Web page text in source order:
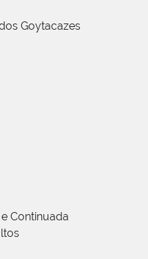
Goytacazes
Continuada